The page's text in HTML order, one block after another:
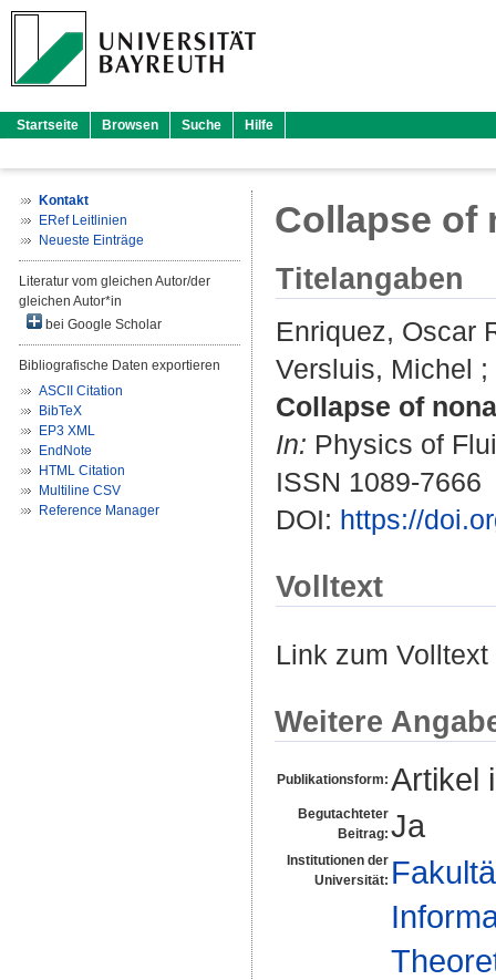
Startseite Browsen Suche Hilfe
Kontakt
ERef Leitlinien
Neueste Einträge
Literatur vom gleichen Autor/der
gleichen Autor*in
bei Google Scholar
Bibliografische Daten exportieren
ASCII Citation
BibTeX
EP3 XML
EndNote
HTML Citation
Multiline CSV
Reference Manager
Collapse of
Titelangaben
Enriquez, Oscar
Versluis, Michel ;
Collapse of
In: Physics of
ISSN 1089-7666
DOI: https://
Volltext
Link zum
Weitere
Publikationsform: Artikel
Begutachteter
Beitrag: Ja
Institutionen der
Universität: